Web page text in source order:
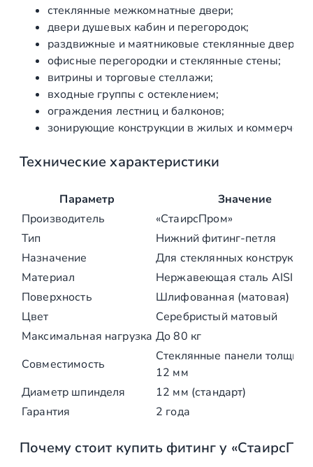
п
е
л
я
ш
л
ф
н
н
ы
й
стеклянные межкомнатные двери;
двери душевых кабини перегородок;
раздвижные и маятниковые стеклянные двери;
офисные перегородки и стеклянные стены;
витрины и торговые стеллажи;
входные группы с остеклением;
ограждения лестници балконов;
зонирующие конструкции в жилых и
Технические характеристики
Параметр
Значение
Производитель
«СтаирсПром»
Тип
Нижний фитинг‑петля
Назначение
Для стеклянных конструкций
Материал
Нержавеющая сталь AISI
Поверхность
Шлифованная (матовая)
Цвет
Серебристый матовый
Максимальная нагрузка До80 кг
Совместимость
Стеклянные панели
12 мм
Диаметр шпинделя 12 мм (стандарт)
Гарантия
2 года
Почему стоит купить фитингу